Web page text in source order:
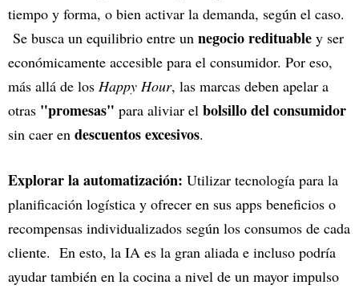
tiempo y forma, o bien activar la demanda, según el caso.
Se busca un equilibrio entre un negocio redituable y ser
económicamente accesible para el consumidor. Por eso,
más allá de los Happy Hour, las marcas deben apelar a
otras "promesas" para aliviar el bolsillo del consumidor
sin caer en descuentos excesivos.
Explorar la automatización: Utilizar tecnología para la
planificación logística y ofrecer en sus apps beneficios o
recompensas individualizados según los consumos de cada
cliente. En esto, la IA es la gran aliada e incluso podría
ayudar también en la cocina a nivel de un mayor impulso